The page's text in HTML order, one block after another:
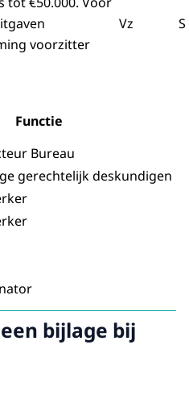
voorzitter
Vz S
Functie
Bureau
gerechtelijk deskundigen
bijlage bij